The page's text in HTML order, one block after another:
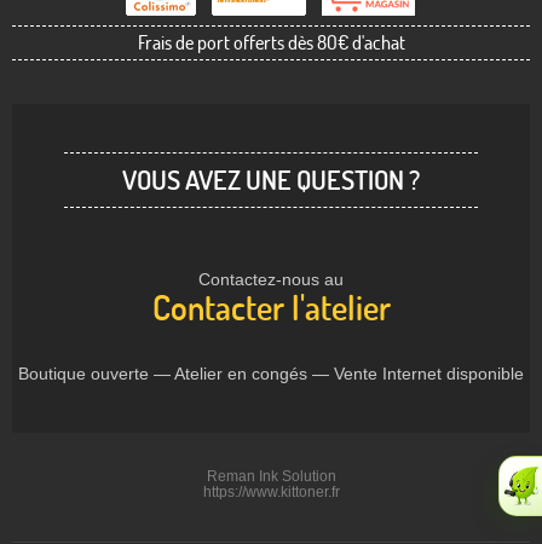
Frais de port offerts dès 80€ d'achat
VOUS AVEZ UNE QUESTION ?
Contactez-nous au
Contacter l'atelier
Boutique ouverte — Atelier en congés — Vente Internet disponible
Reman Ink Solution
https://www.kittoner.fr